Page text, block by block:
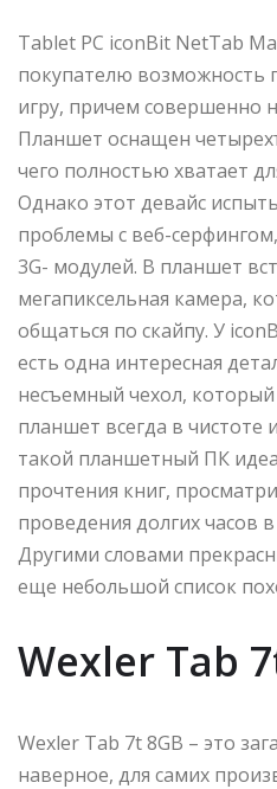
Tablet PC iconBit NetTab
покупателю возможность
игру, причем совершенно
Планшет оснащен
чего полностью хватает
Однако этот девайс
проблемы с веб-
3G- модулей. В планшет
мегапиксельная камера,
общаться по скайпу. У
есть одна интересная
несъемный чехол,
планшет всегда в чистоте
такой планшетный ПК
прочтения книг,
проведения долгих часов
Другими словами
еще небольшой список
Wexler Tab
Wexler Tab 7t 8GB – это
наверное, для самих